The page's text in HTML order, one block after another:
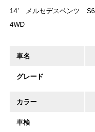
14’ メルセデスベンツ
4WD
車名
グレード
カラー
車検